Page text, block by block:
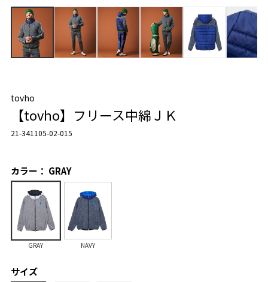
tovho
【tovho】フリース中綿ＪＫ
21-341105-02-015
カラー： GRAY
GRAY NAVY
サイズ